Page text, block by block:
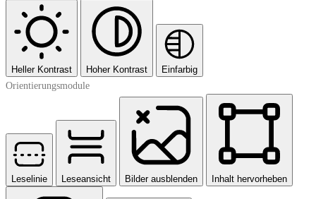
Heller Kontrast Hoher Kontrast Einfarbig
Orientierungsmodule
Leselinie Leseansicht Bilder ausblenden Inhalt hervorheben